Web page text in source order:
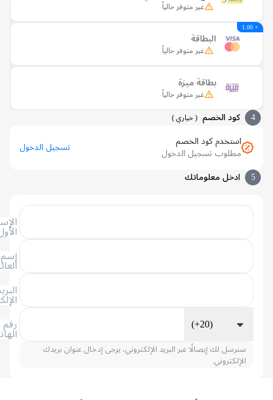
غير متوفر حالياً
البطاقة
غير متوفر حالياً
بطاقة ميزة
غير متوفر حالياً
كود الخصم (خياري )
استخدم كود الخصم
مطلوب تسجيل الدخول
تسجيل الدخول
ادخل معلوماتك
العائلة
الإلكتروني
الهاتف
سنرسل لك إيصالًا عبر البريد الإلكتروني، يرجى إدخال عنوان بريدك
الإلكتروني.